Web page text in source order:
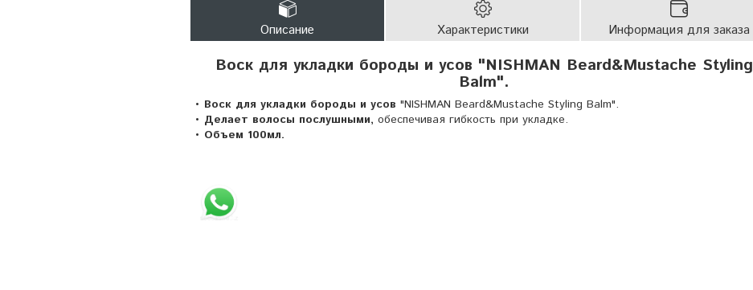
Описание Характеристики Информация для заказа
Воск для укладки бороды и усов "NISHMAN Beard&Mustache Styling
Balm".
• Воск для укладки бороды и усов "NISHMAN Beard&Mustache Styling Balm".
• Делает волосы послушными, обеспечивая гибкость при укладке.
• Объем 100мл.